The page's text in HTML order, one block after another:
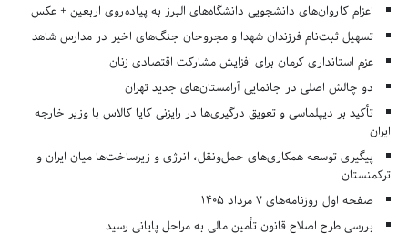
اعزام کاروان‌های دانشجویی دانشگاه‌های البرز به پیاده‌روی اربعین + عکس
تسهیل ثبت‌نام فرزندان شهدا و مجروحان جنگ‌های اخیر در مدارس شاهد
عزم استانداری کرمان برای افزایش مشارکت اقتصادی زنان
دو چالش اصلی در جانمایی آرامستان‌های جدید تهران
تأکید بر دیپلماسی و تعویق درگیری‌ها در رایزنی کایا کالاس با وزیر خارجه
ایران
پیگیری توسعه همکاری‌های حمل‌ونقل، انرژی و زیرساخت‌ها میان ایران و
ترکمنستان
صفحه اول روزنامه‌های 7 مرداد 1405
بررسی طرح اصلاح قانون تأمین مالی به مراحل پایانی رسید